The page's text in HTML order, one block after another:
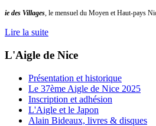
ie des Villages, le mensuel du Moyen et Haut-pays
Lire la suite
L'Aigle de Nice
Présentation et historique
Le 37ème Aigle de Nice 2025
Inscription et adhésion
L'Aigle et le Japon
Alain Bideaux, livres & disques